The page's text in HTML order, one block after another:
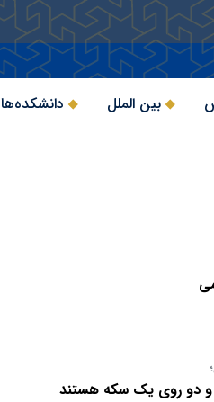
بین الملل دانشکده‌ها
دو روی یک سکه هستند